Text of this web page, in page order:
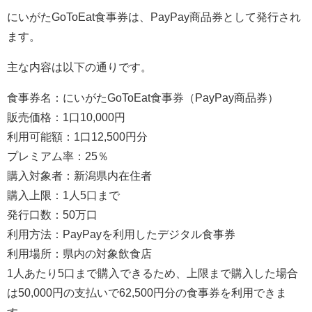
にいがたGoToEat食事券は、PayPay商品券として発行され
ます。
主な内容は以下の通りです。
食事券名：にいがたGoToEat食事券（PayPay商品券）
販売価格：1口10,000円
利用可能額：1口12,500円分
プレミアム率：25％
購入対象者：新潟県内在住者
購入上限：1人5口まで
発行口数：50万口
利用方法：PayPayを利用したデジタル食事券
利用場所：県内の対象飲食店
1人あたり5口まで購入できるため、上限まで購入した場合
は50,000円の支払いで62,500円分の食事券を利用できま